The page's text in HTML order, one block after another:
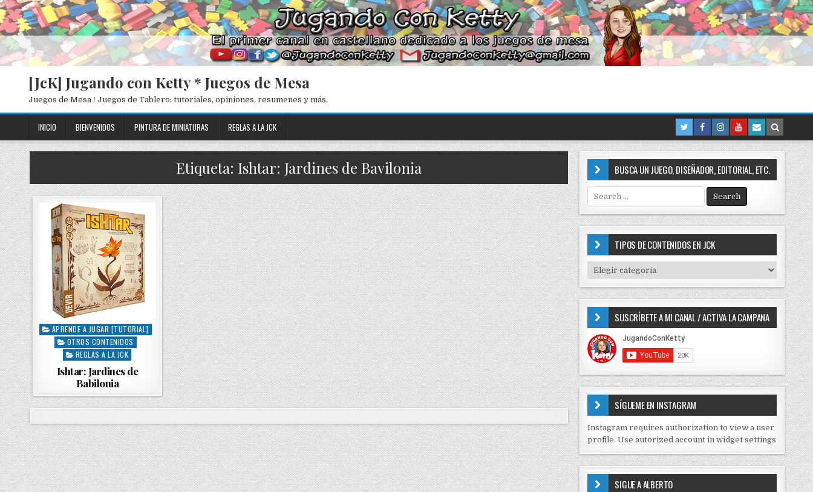
[JcK] Jugando con Ketty * Juegos de Mesa
Juegos de Mesa / Juegos de Tablero: tutoriales, opiniones, resumenes y más.
INICIO BIENVENIDOS PINTURA DE MINIATURAS REGLAS A LA JCK
Etiqueta: Ishtar: Jardines de Bavilonia
P
i
APRENDE A JUGAR [TUTORIAL]
OTROS CONTENIDOS
REGLAS A LA JCK
Ishtar: Jardines de
Babilonia
BUSCA UN JUEGO, DISEÑADOR, EDITORIAL, ETC.
e
a
r
o
r
:
TIPOS DE CONTENIDOS EN JCK
I
P
D
E
C
N
T
I
D
S
E
SUSCRÍBETE A MI CANAL / ACTIVA LA CAMPANA
SÍGUEME EN INSTAGRAM
Instagram requires authorization to view a user
profile. Use autorized account in widget settings
SIGUE A ALBERTO